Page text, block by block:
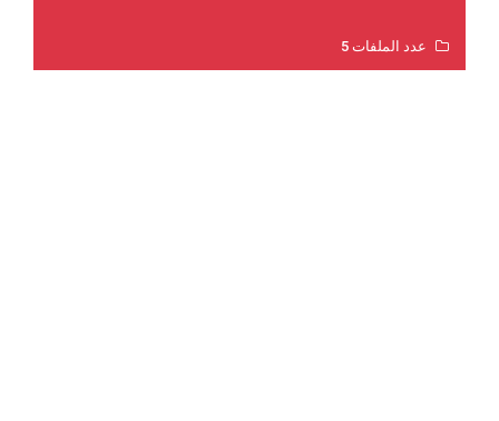
عدد الملفات 5